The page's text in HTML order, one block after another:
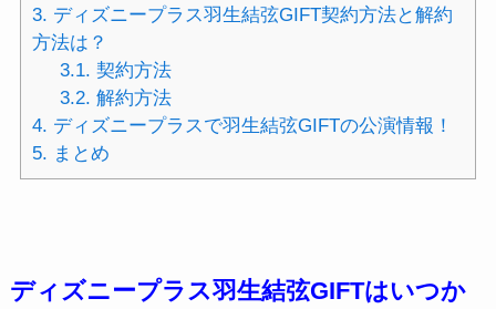
3. ディズニープラス羽生結弦GIFT契約方法と解約
方法は？
3.1. 契約方法
3.2. 解約方法
4. ディズニープラスで羽生結弦GIFTの公演情報！
5. まとめ
ディズニープラス羽生結弦GIFTはいつか